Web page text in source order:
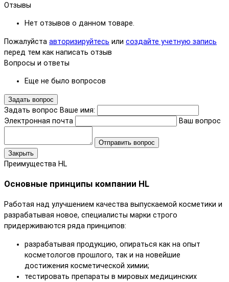
Отзывы
Нет отзывов о данном товаре.
Пожалуйста авторизируйтесь или создайте учетную запись
перед тем как написать отзыв
Вопросы и ответы
Еще не было вопросов
Задать вопрос
Задать вопрос Ваше имя:
Электронная почта
Ваш вопрос
Отправить вопрос
Закрыть
Преимущества HL
Основные принципы компании HL
Работая над улучшением качества выпускаемой косметики и
разрабатывая новое, специалисты марки строго
придерживаются ряда принципов:
разрабатывая продукцию, опираться как на опыт
косметологов прошлого, так и на новейшие
достижения косметической химии;
тестировать препараты в мировых медицинских